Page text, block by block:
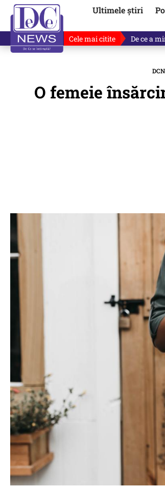
Ultimele știri
Cele mai citite De ce a
O femeie